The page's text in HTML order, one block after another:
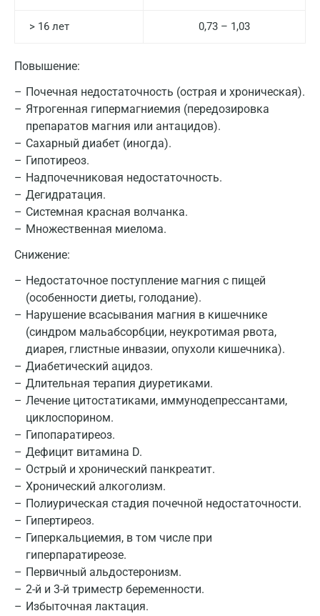
> 16 лет 0,73 – 1,03
Повышение:
Почечная недостаточность (острая и хроническая).
Ятрогенная гипермагниемия (передозировка
препаратов магния или антацидов).
Сахарный диабет (иногда).
Гипотиреоз.
Надпочечниковая недостаточность.
Дегидратация.
Системная красная волчанка.
Множественная миелома.
Снижение:
Недостаточное поступление магния с пищей
(особенности диеты, голодание).
Нарушение всасывания магния в кишечнике
(синдром мальабсорбции, неукротимая рвота,
диарея, глистные инвазии, опухоли кишечника).
Диабетический ацидоз.
Длительная терапия диуретиками.
Лечение цитостатиками, иммунодепрессантами,
циклоспорином.
Гипопаратиреоз.
Дефицит витамина D.
Острый и хронический панкреатит.
Хронический алкоголизм.
Полиурическая стадия почечной недостаточности.
Гипертиреоз.
Гиперкальциемия, в том числе при
гиперпаратиреозе.
Первичный альдостеронизм.
2-й и 3-й триместр беременности.
Избыточная лактация.
Москва
Санкт-Петербург
Нижний Новгород
Казань
Альметьевск
Апрелевка
Армавир
Астрахань
Балашиха
Барнаул
Брянск
Великий Новгород
Видное
Владимир
Волгоград
Волжский